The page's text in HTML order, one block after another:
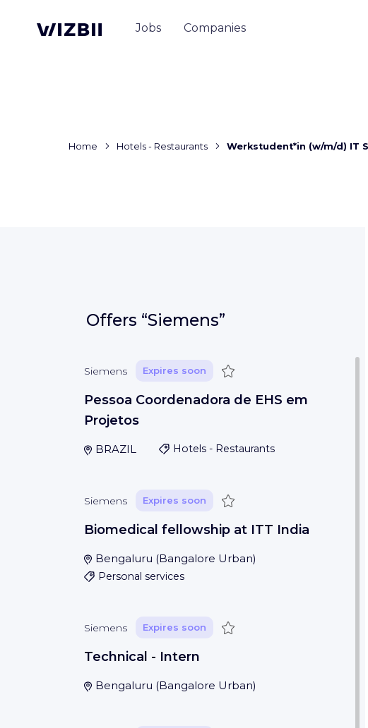
Jobs Companies
Home Hotels - Restaurants Werkstudent*in (w/m/d) IT
Offers “Siemens”
Siemens Expires soon Save
Pessoa Coordenadora de EHS em
Projetos
BRAZIL Hotels - Restaurants
Siemens Expires soon Save
Biomedical fellowship at ITT India
Bengaluru (Bangalore Urban)
Personal services
Siemens Expires soon Save
Technical - Intern
Bengaluru (Bangalore Urban)